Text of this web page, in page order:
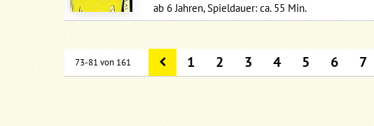
ab 6 Jahren, Spieldauer: ca. 55 Min.
73-81 von 161 1 2 3 4 5 6 7